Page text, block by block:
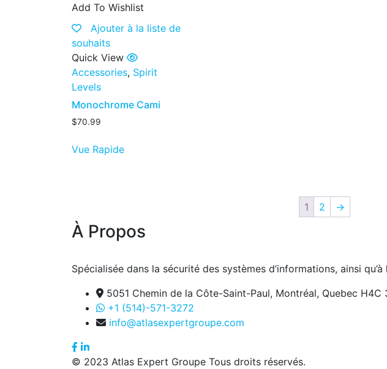
Add To Wishlist
Ajouter à la liste de
souhaits
Quick View
Accessories, Spirit
Levels
Monochrome Cami
$70.99
Vue Rapide
1 2 →
À Propos
Spécialisée dans la sécurité des systèmes d’informations, ainsi
5051 Chemin de la Côte-Saint-Paul, Montréal, Quebec H4C
+1 (514)-571-3272
info@atlasexpertgroupe.com
© 2023 Atlas Expert Groupe Tous droits réservés.